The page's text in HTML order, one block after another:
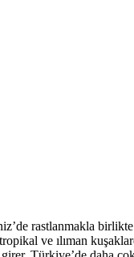
rastlanmakla
ve ılıman